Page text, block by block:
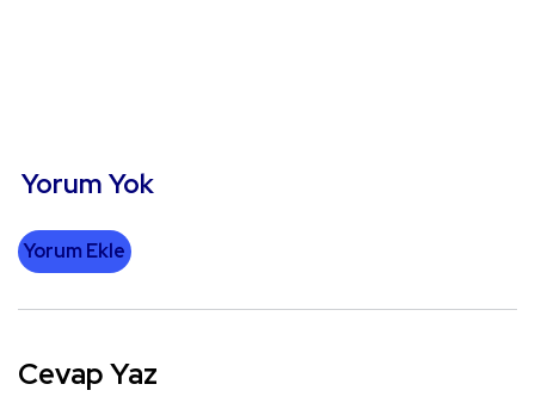
Yorum Yok
Yorum Ekle
Cevap Yaz